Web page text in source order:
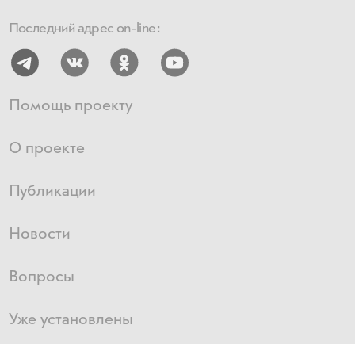
Последний адрес on-line:
Помощь проекту
О проекте
Публикации
Новости
Вопросы
Уже установлены